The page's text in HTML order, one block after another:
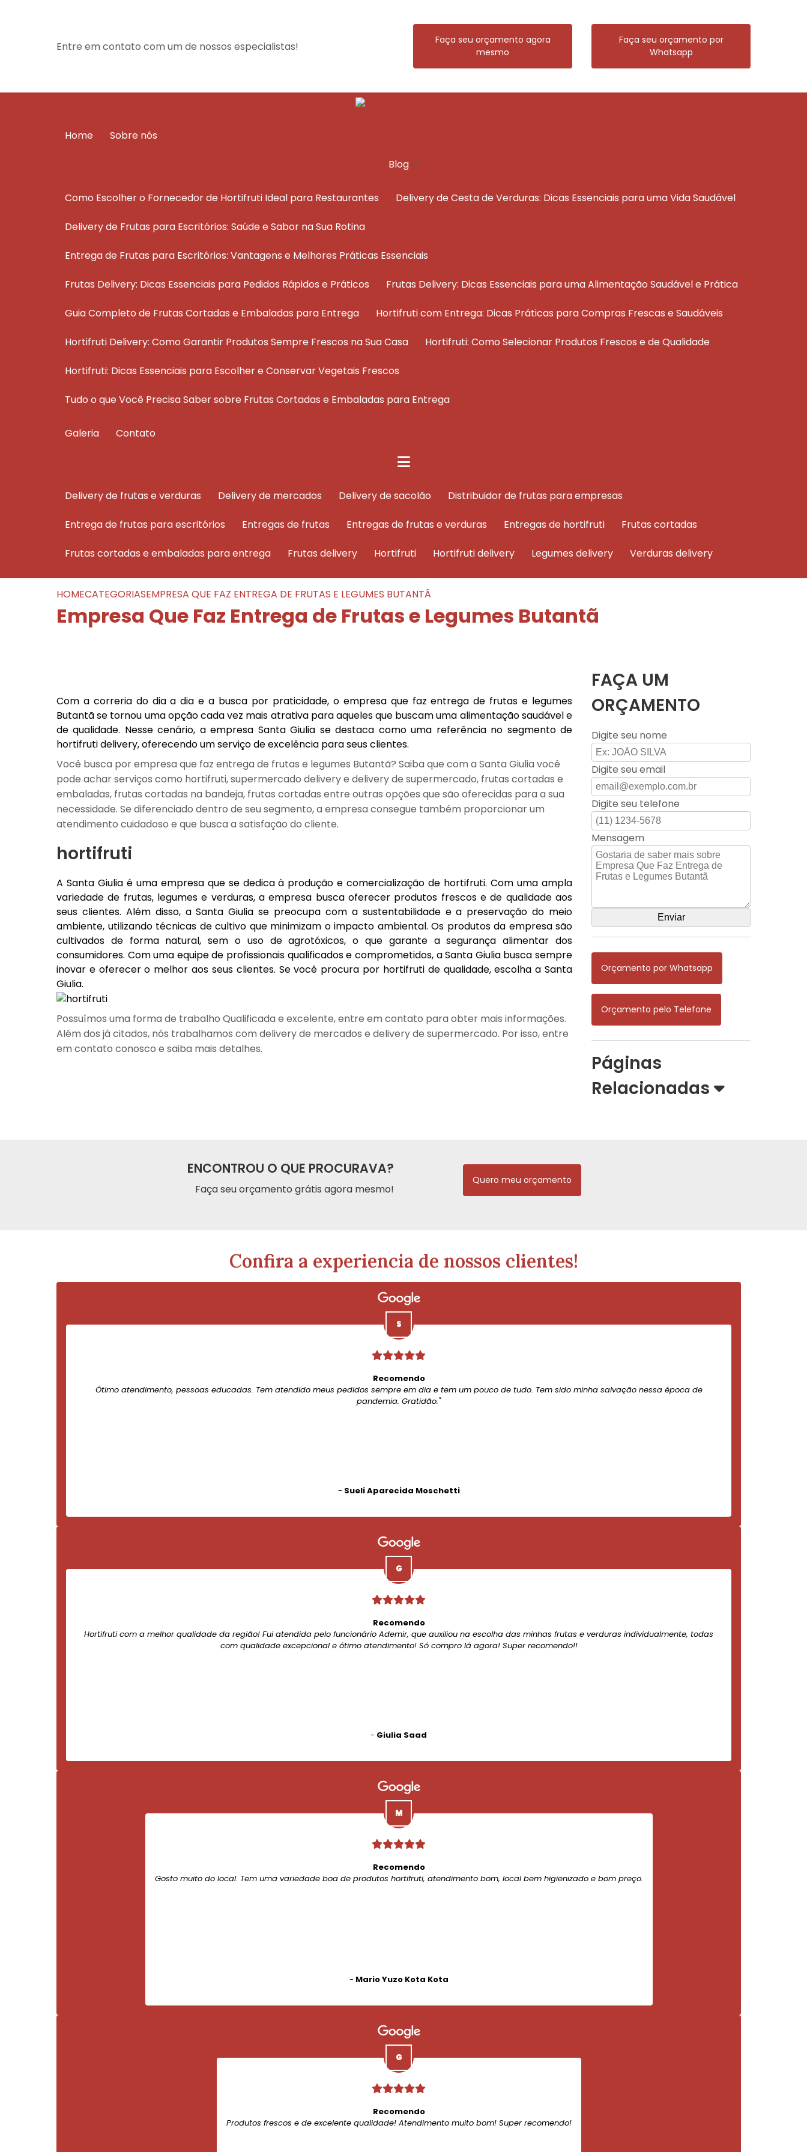
Entre em contato com um de nossos especialistas!
Faça seu orçamento agora
mesmo
Faça seu orçamento por
Whatsapp
Home Sobre nós
Blog
Como Escolher o Fornecedor de Hortifruti Ideal para Restaurantes Delivery de Cesta de Verduras: Dicas Essenciais para uma Vida Saudável
Delivery de Frutas para Escritórios: Saúde e Sabor na Sua Rotina
Entrega de Frutas para Escritórios: Vantagens e Melhores Práticas Essenciais
Frutas Delivery: Dicas Essenciais para Pedidos Rápidos e Práticos Frutas Delivery: Dicas Essenciais para uma Alimentação Saudável e Prática
Guia Completo de Frutas Cortadas e Embaladas para Entrega Hortifruti com Entrega: Dicas Práticas para Compras Frescas e Saudáveis
Hortifruti Delivery: Como Garantir Produtos Sempre Frescos na Sua Casa Hortifruti: Como Selecionar Produtos Frescos e de Qualidade
Hortifruti: Dicas Essenciais para Escolher e Conservar Vegetais Frescos
Tudo o que Você Precisa Saber sobre Frutas Cortadas e Embaladas para Entrega
Galeria Contato
delivery de frutas e verduras delivery de mercados delivery de sacolão distribuidor de frutas para empresas
entrega de frutas para escritórios entregas de frutas entregas de frutas e verduras entregas de hortifruti frutas cortadas
frutas cortadas e embaladas para entrega frutas delivery hortifruti hortifruti delivery legumes delivery verduras delivery
HOMECATEGORIASEMPRESA QUE FAZ ENTREGA DE FRUTAS E LEGUMES BUTANTÃ
Empresa Que Faz Entrega de Frutas e Legumes Butantã
Com a correria do dia a dia e a busca por praticidade, o empresa que faz entrega de frutas e legumes
Butantã se tornou uma opção cada vez mais atrativa para aqueles que buscam uma alimentação saudável e
de qualidade. Nesse cenário, a empresa Santa Giulia se destaca como uma referência no segmento de
hortifruti delivery, oferecendo um serviço de excelência para seus clientes.
Você busca por empresa que faz entrega de frutas e legumes Butantã? Saiba que com a Santa Giulia você
pode achar serviços como hortifruti, supermercado delivery e delivery de supermercado, frutas cortadas e
embaladas, frutas cortadas na bandeja, frutas cortadas entre outras opções que são oferecidas para a sua
necessidade. Se diferenciado dentro de seu segmento, a empresa consegue também proporcionar um
atendimento cuidadoso e que busca a satisfação do cliente.
hortifruti
A Santa Giulia é uma empresa que se dedica à produção e comercialização de hortifruti. Com uma ampla
variedade de frutas, legumes e verduras, a empresa busca oferecer produtos frescos e de qualidade aos
seus clientes. Além disso, a Santa Giulia se preocupa com a sustentabilidade e a preservação do meio
ambiente, utilizando técnicas de cultivo que minimizam o impacto ambiental. Os produtos da empresa são
cultivados de forma natural, sem o uso de agrotóxicos, o que garante a segurança alimentar dos
consumidores. Com uma equipe de profissionais qualificados e comprometidos, a Santa Giulia busca sempre
inovar e oferecer o melhor aos seus clientes. Se você procura por hortifruti de qualidade, escolha a Santa
Giulia.
Possuímos uma forma de trabalho Qualificada e excelente, entre em contato para obter mais informações.
Além dos já citados, nós trabalhamos com delivery de mercados e delivery de supermercado. Por isso, entre
em contato conosco e saiba mais detalhes.
FAÇA UM
ORÇAMENTO
Digite seu nome
Digite seu email
Digite seu telefone
Mensagem
Orçamento por Whatsapp
Orçamento pelo Telefone
Páginas
Relacionadas
ENCONTROU O QUE PROCURAVA?
Faça seu orçamento grátis agora mesmo!
Quero meu orçamento
Confira a experiencia de nossos clientes!
Recomendo
Ótimo atendimento, pessoas educadas. Tem atendido meus pedidos sempre em dia e tem um pouco de tudo. Tem sido minha salvação nessa época de
pandemia. Gratidão."
- Sueli Aparecida Moschetti
Recomendo
Hortifruti com a melhor qualidade da região! Fui atendida pelo funcionário Ademir, que auxiliou na escolha das minhas frutas e verduras individualmente, todas
com qualidade excepcional e ótimo atendimento! Só compro lá agora! Super recomendo!!
- Giulia Saad
Recomendo
Gosto muito do local. Tem uma variedade boa de produtos hortifruti, atendimento bom, local bem higienizado e bom preço.
- Mario Yuzo Kota Kota
Recomendo
Produtos frescos e de excelente qualidade! Atendimento muito bom! Super recomendo!